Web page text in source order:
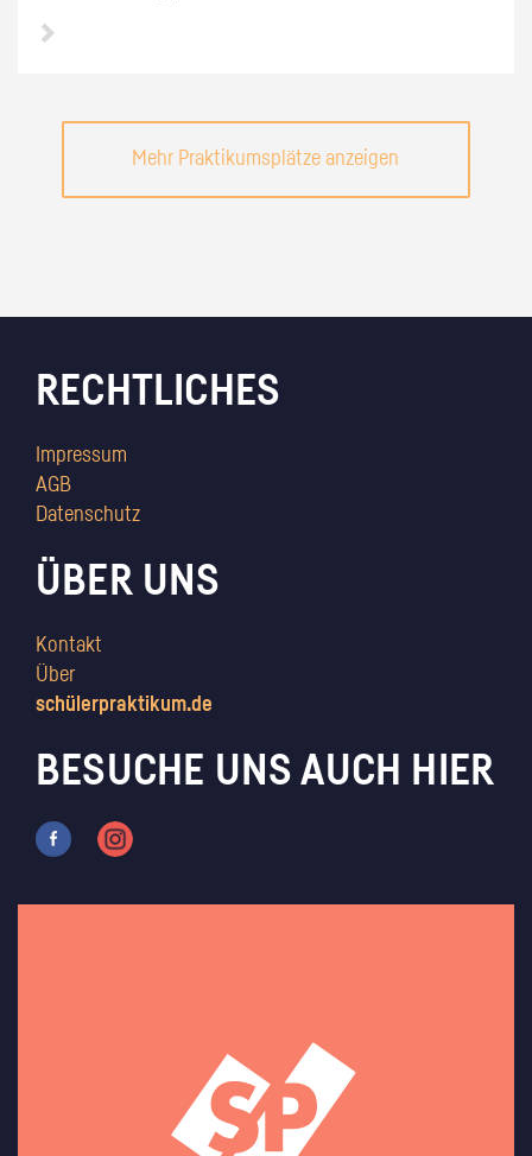
Mehr Praktikumsplätze anzeigen
RECHTLICHES
Impressum
AGB
Datenschutz
ÜBER UNS
Kontakt
Über
schülerpraktikum.de
BESUCHE UNS AUCH HIER